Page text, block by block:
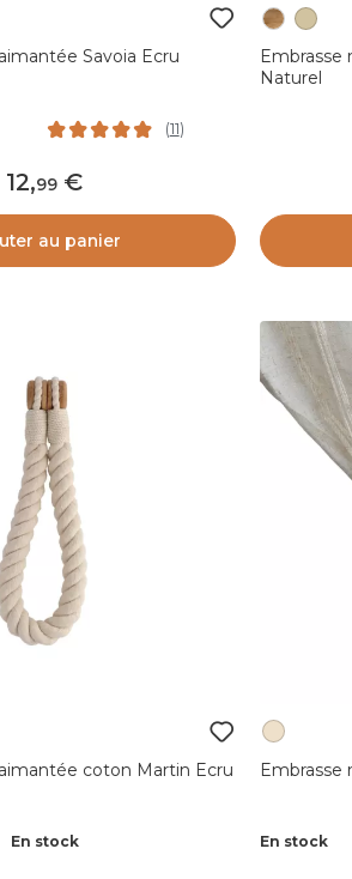
Savoia Ecru
(11)
12,99
au panier
Naturel
coton Martin Ecru
En stock
Embrasse
En stock